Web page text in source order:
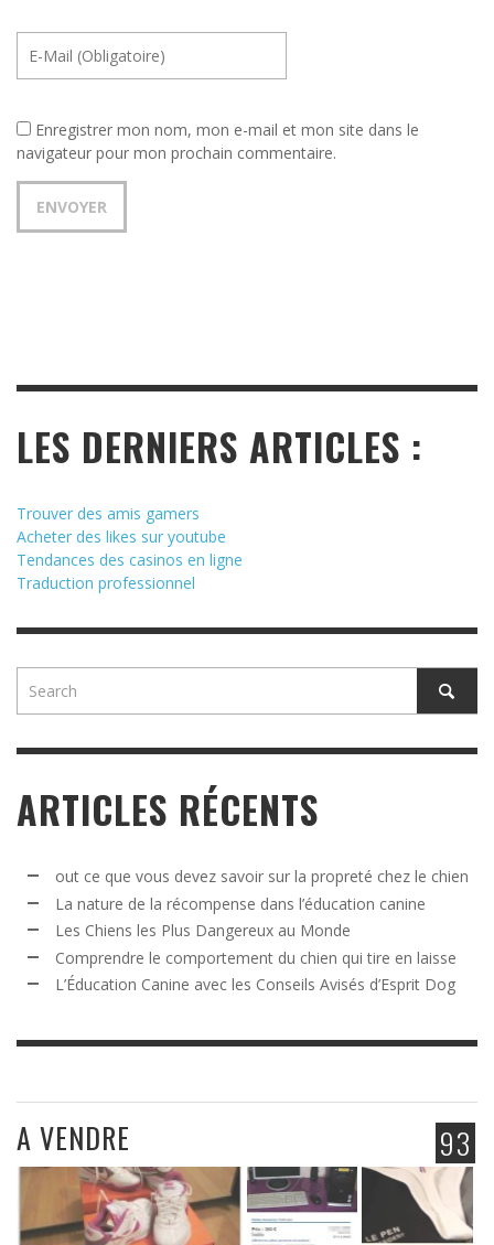
Enregistrer mon nom, mon e-mail et mon site dans le
navigateur pour mon prochain commentaire.
LES DERNIERS ARTICLES :
Trouver des amis gamers
Acheter des likes sur youtube
Tendances des casinos en ligne
Traduction professionnel
ARTICLES RÉCENTS
out ce que vous devez savoir sur la propreté chez le chien
La nature de la récompense dans l’éducation canine
Les Chiens les Plus Dangereux au Monde
Comprendre le comportement du chien qui tire en laisse
L’Éducation Canine avec les Conseils Avisés d’Esprit Dog
93
A VENDRE